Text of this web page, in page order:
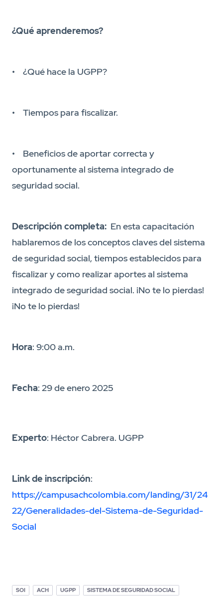
¿Qué aprenderemos?
• ¿Qué hace la UGPP?
• Tiempos para fiscalizar.
• Beneficios de aportar correcta y
oportunamente al sistema integrado de
seguridad social.
Descripción completa: En esta capacitación
hablaremos de los conceptos claves del sistema
de seguridad social, tiempos establecidos para
fiscalizar y como realizar aportes al sistema
integrado de seguridad social. ¡No te lo pierdas!
¡No te lo pierdas!
Hora: 9:00 a.m.
Fecha: 29 de enero 2025
Experto: Héctor Cabrera. UGPP
Link de inscripción:
https://campusachcolombia.com/landing/31/24
22/Generalidades-del-Sistema-de-Seguridad-
Social
SOI ACH UGPP SISTEMA DE SEGURIDAD SOCIAL